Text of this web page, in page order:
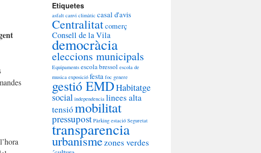
Etiquetes
asfalt canvi climàtic casal d'avis
Centralitatcomerç
Consell de la Vila
democràcia
eleccions municipals
Equipaments escola bressol escola de
musica exposició festa foc genere
gestió EMDHabitatge
social independencia linees alta
tensiómobilitat
pressupost Pàrking estació Seguretat
transparencia
urbanismezones verdes